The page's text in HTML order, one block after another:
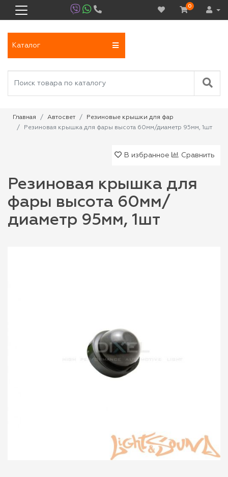
0
Каталог
Главная Автосвет
Резиновые крышки для фар
Резиновая крышка для фары высота 60мм/диаметр 95мм, 1шт
В избранное Сравнить
Резиновая крышка для
фары высота 60мм/
диаметр 95мм, 1шт